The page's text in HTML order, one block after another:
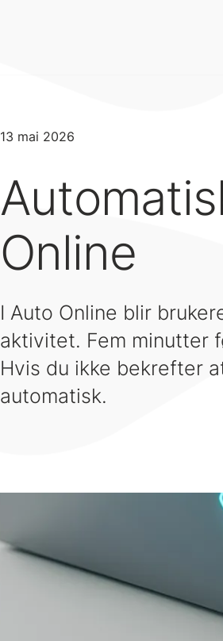
13 mai 2026
Online
I Auto Online blir
aktivitet. Fem minutter
Hvis du ikke bekrefter
automatisk.